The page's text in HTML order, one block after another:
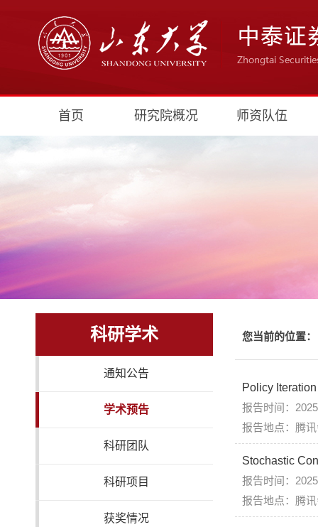
首页 研究院概况 师资队伍
科研学术
通知公告
学术预告
科研团队
科研项目
获奖情况
您当前的位置：
Policy
报告时间：
报告地点：腾
Stochastic
报告时间：
报告地点：腾